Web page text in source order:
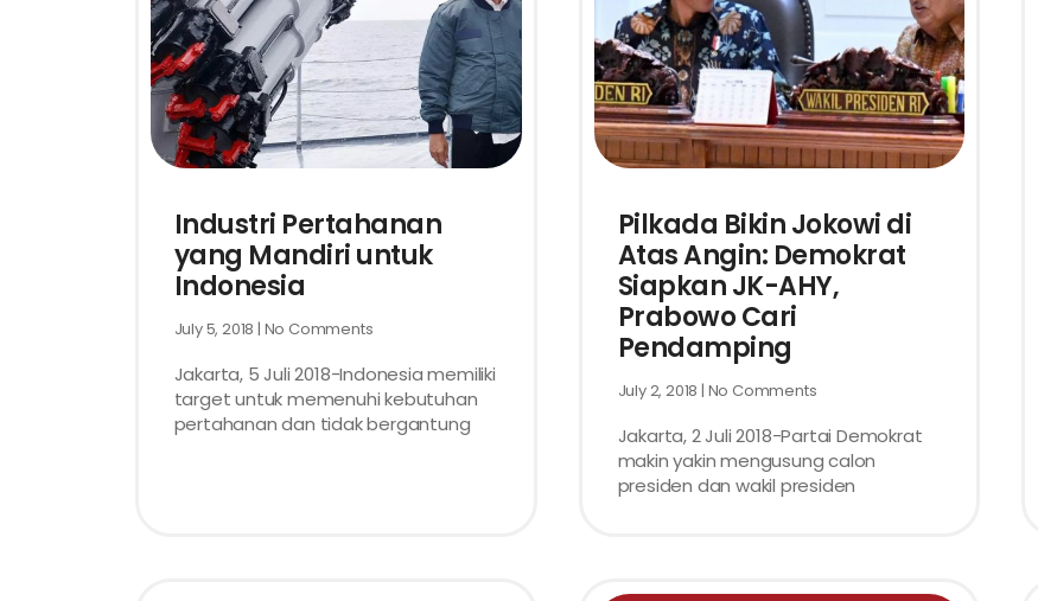
Industri Pertahanan
yang Mandiri untuk
Indonesia
July 5, 2018 No Comments
Jakarta, 5 Juli 2018-Indonesia memiliki
target untuk memenuhi kebutuhan
pertahanan dan tidak bergantung
Pilkada Bikin Jokowi di
Atas Angin: Demokrat
Siapkan JK-AHY,
Prabowo Cari
Pendamping
July 2, 2018 No Comments
Jakarta, 2 Juli 2018-Partai Demokrat
makin yakin mengusung calon
presiden dan wakil presiden